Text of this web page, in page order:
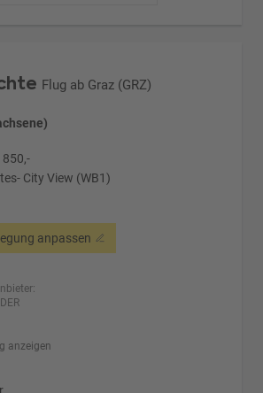
Flug ab Graz (GRZ)
850,-
City View (WB1)
anpassen
anzeigen